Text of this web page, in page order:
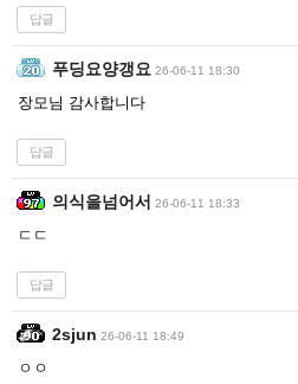
답글
푸딩요양갱요 26-06-11 18:30
장모님 감사합니다
답글
의식을넘어서 26-06-11 18:33
ㄷㄷ
답글
2sjun 26-06-11 18:49
ㅇㅇ